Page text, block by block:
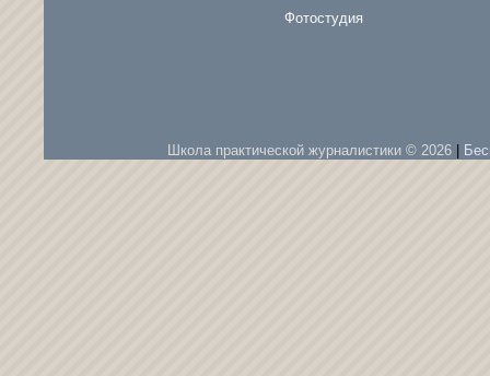
Фотостудия
Школа практической журналистики © 2026|